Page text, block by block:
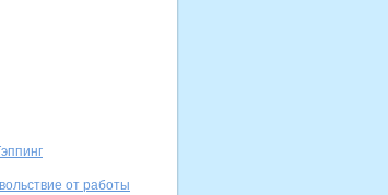
от работы